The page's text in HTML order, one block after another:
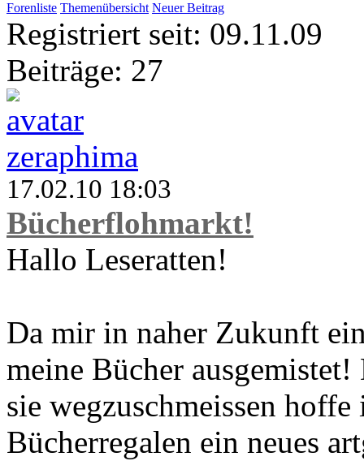
Forenliste Themenübersicht Neuer Beitrag
Registriert seit: 09.11.09
Beiträge: 27
zeraphima
17.02.10 18:03
Bücherflohmarkt!
Hallo Leseratten!
Da mir in naher Zukunft
meine Bücher
sie wegzuschmeissen
Bücherregalen ein neues